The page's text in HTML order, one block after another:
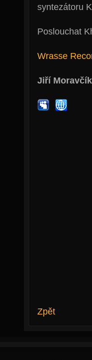
syntezátoru
Poslouchat
Wrasse
Jiří Moravčík
Zpět